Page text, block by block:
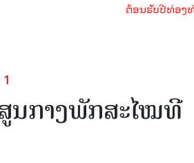
ຕ້ອນຮັບປີທ່ອງທ່ຽວລາວ
ນກາງພັກສະໄໝທີ